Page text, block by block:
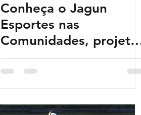
Conheça o Jagun
Esportes nas
Comunidades, projeto
de esporte & inovação